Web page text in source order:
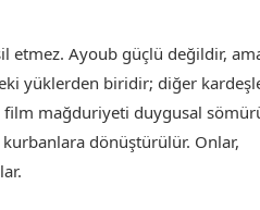
etmez. Ayoub güçlü değildir,
yüklerden biridir; diğer
film mağduriyeti duygusal
kurbanlara dönüştürülür. Onlar,